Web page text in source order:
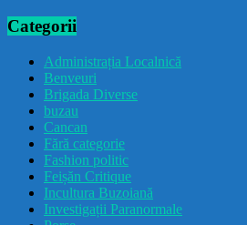
Categorii
Administrația Localnică
Benveuri
Brigada Diverse
buzau
Cancan
Fără categorie
Fashion politic
Feișăn Critique
Incultura Buzoiană
Investigații Paranormale